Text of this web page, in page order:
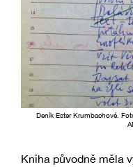
Deník Ester Krumbachové.
Kniha původně měla